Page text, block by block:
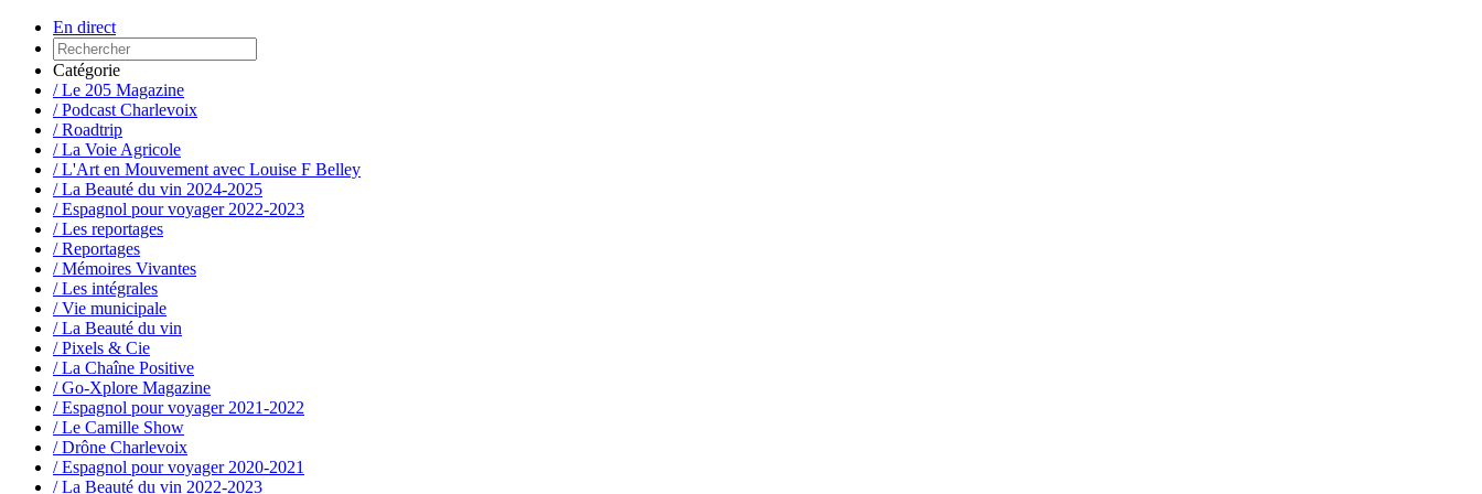
En direct
Catégorie
/ Le 205 Magazine
/ Podcast Charlevoix
/ Roadtrip
/ La Voie Agricole
/ L'Art en Mouvement avec Louise F Belley
/ La Beauté du vin 2024-2025
/ Espagnol pour voyager 2022-2023
/ Les reportages
/ Reportages
/ Mémoires Vivantes
/ Les intégrales
/ Vie municipale
/ La Beauté du vin
/ Pixels & Cie
/ La Chaîne Positive
/ Go-Xplore Magazine
/ Espagnol pour voyager 2021-2022
/ Le Camille Show
/ Drône Charlevoix
/ Espagnol pour voyager 2020-2021
/ La Beauté du vin 2022-2023